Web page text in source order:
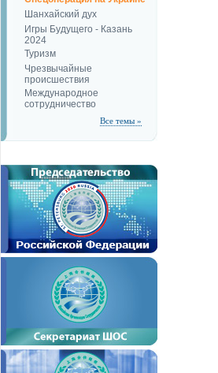
Шанхайский дух
Игры Будущего - Казань
2024
Туризм
Чрезвычайные
происшествия
Международное
сотрудничество
Все темы »